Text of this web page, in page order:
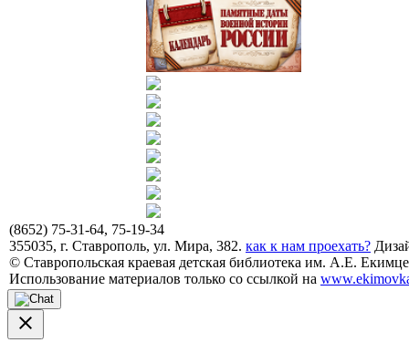
(8652) 75-31-64, 75-19-34
355035, г. Ставрополь, ул. Мира, 382. как к нам проехать?
© Ставропольская краевая детская библиотека им. А.Е.
Использование материалов только со ссылкой на
close